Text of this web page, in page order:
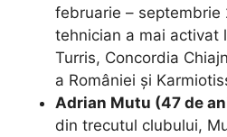
februarie – septembrie
tehnician a mai activat
Turris, Concordia
a României și
Adrian Mutu (47 de
din trecutul clubului,